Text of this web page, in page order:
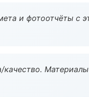
и фотоотчёты с